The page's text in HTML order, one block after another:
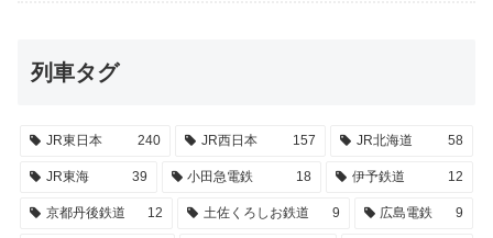
列車タグ
JR東日本 240 JR西日本 157 JR北海道 58
JR東海 39 小田急電鉄 18 伊予鉄道 12
京都丹後鉄道 12 土佐くろしお鉄道 9 広島電鉄 9